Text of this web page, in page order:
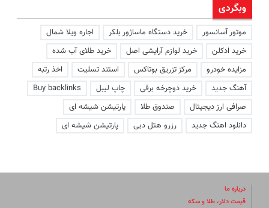
وبگردی
موتور آسانسور خرید دستگاه ماساژور بلکر
اجاره ویلا شمال
خرید ادکلن
خرید لوازم آرایشی اصل
خرید طلای آب شده
مزایده خودرو
مرکز تزریق بوتاکس استند تسلیت
اخذ رتبه
آهنگ جدید
خرید دوچرخه برقی چاپ لیبل
Buy backlinks
صرافی ارز دیجیتال
صندوق طلا
پارتیشن شیشه ای
دانلود اهنگ جدید
رزرو هتل دبی پارتیشن شیشه ای
درباره ما
قیمت دلار، طلا و سکه